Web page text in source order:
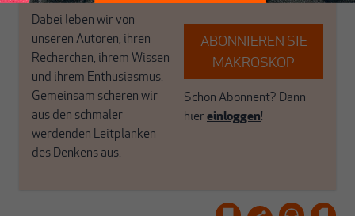
Dabei leben wir von
unseren Autoren, ihren
Recherchen, ihrem Wissen
und ihrem Enthusiasmus.
Gemeinsam scheren wir
aus den schmaler
werdenden Leitplanken
des Denkens aus.
ABONNIEREN SIE
MAKROSKOP
Schon Abonnent? Dann
hiereinloggen!